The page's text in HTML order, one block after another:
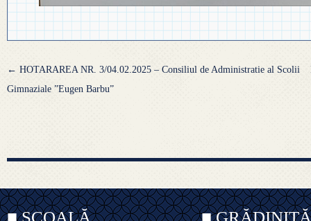
Navigare
articole
← HOTARAREA NR. 3/04.02.2025 – Consiliul de Administratie al Scolii
Gimnaziale ”Eugen Barbu”
■ ȘCOALĂ ■ GRĂDINIȚĂ